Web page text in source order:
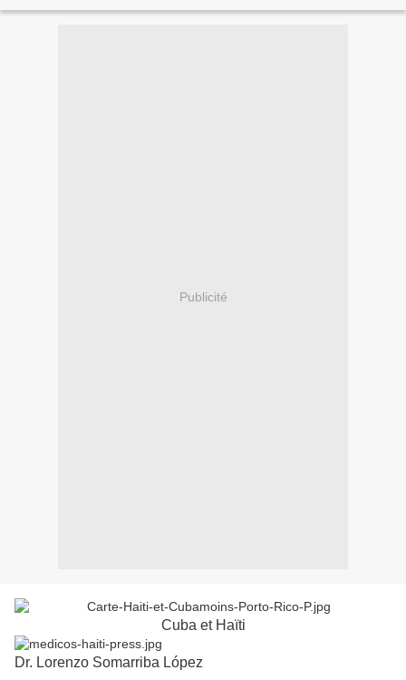
Publicité
Cuba et Haïti
Dr. Lorenzo Somarriba López